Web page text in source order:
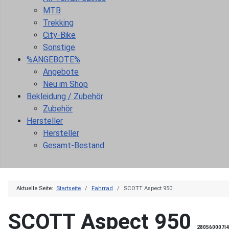
MTB
Trekking
City-Bike
Sonstige
%ANGEBOTE%
Angebote
Neu im Shop
Bekleidung / Zubehör
Zubehör
Hersteller
Hersteller
Gesamt-Bestand
Aktuelle Seite: Startseite Fahrrad SCOTT Aspect 950
SCOTT Aspect 950